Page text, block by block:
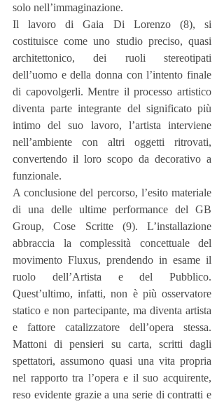
solo nell’immaginazione.
Il lavoro di Gaia Di Lorenzo (8), si
costituisce come uno studio preciso, quasi
architettonico, dei ruoli stereotipati
dell’uomo e della donna con l’intento finale
di capovolgerli. Mentre il processo artistico
diventa parte integrante del significato più
intimo del suo lavoro, l’artista interviene
nell’ambiente con altri oggetti ritrovati,
convertendo il loro scopo da decorativo a
funzionale.
A conclusione del percorso, l’esito materiale
di una delle ultime performance del GB
Group, Cose Scritte (9). L’installazione
abbraccia la complessità concettuale del
movimento Fluxus, prendendo in esame il
ruolo dell’Artista e del Pubblico.
Quest’ultimo, infatti, non è più osservatore
statico e non partecipante, ma diventa artista
e fattore catalizzatore dell’opera stessa.
Mattoni di pensieri su carta, scritti dagli
spettatori, assumono quasi una vita propria
nel rapporto tra l’opera e il suo acquirente,
reso evidente grazie a una serie di contratti e